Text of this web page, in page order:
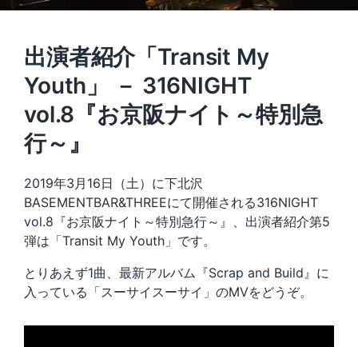
出演者紹介「Transit My
Youth」 － 316NIGHT
vol.8『お京阪ナイト～特別急
行～』
2019年3月16日（土）に下北沢
BASEMENTBAR&THREEにて開催される316NIGHT
vol.8『お京阪ナイト～特別急行～』、出演者紹介第5
弾は「Transit My Youth」です。
とりあえず1曲、最新アルバム『Scrap and Build』に
入っている「スーサイスーサイ」のMVをどうぞ。